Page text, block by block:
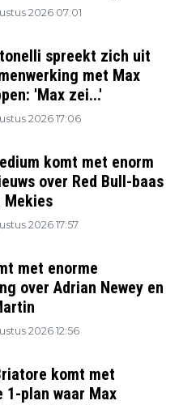
2026 07:01
spreekt zich uit
met Max
'Max zei...'
2026 17:06
komt met enorm
over Red Bull-baas
Mekies
2026 17:57
met enorme
over Adrian Newey en
2026 12:56
komt met
1-plan waar Max